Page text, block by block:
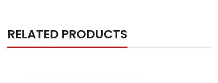
RELATED PRODUCTS